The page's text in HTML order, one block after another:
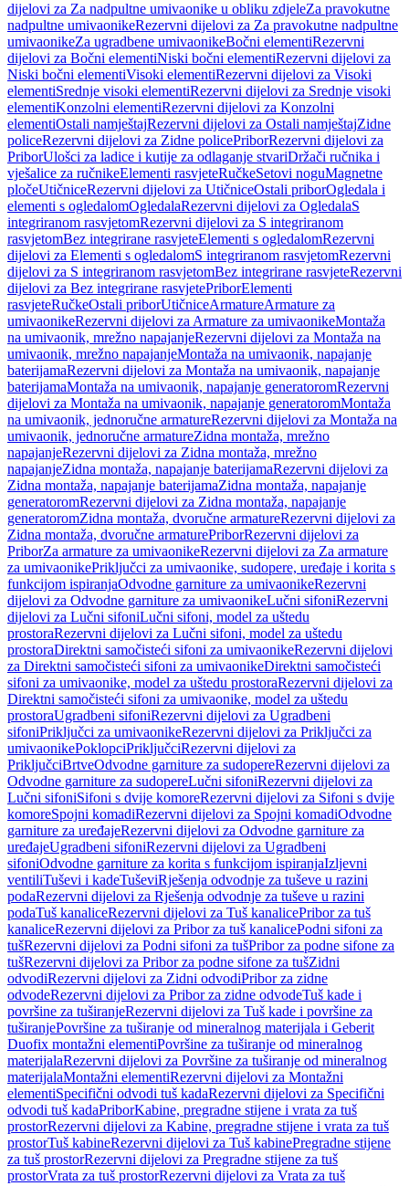
dijelovi za Za nadpultne umivaonike u obliku zdjeleZa pravokutne
nadpultne umivaonikeRezervni dijelovi za Za pravokutne nadpultne
umivaonikeZa ugradbene umivaonikeBočni elementiRezervni
dijelovi za Bočni elementiNiski bočni elementiRezervni dijelovi za
Niski bočni elementiVisoki elementiRezervni dijelovi za Visoki
elementiSrednje visoki elementiRezervni dijelovi za Srednje visoki
elementiKonzolni elementiRezervni dijelovi za Konzolni
elementiOstali namještajRezervni dijelovi za Ostali namještajZidne
policeRezervni dijelovi za Zidne policePriborRezervni dijelovi za
PriborUlošci za ladice i kutije za odlaganje stvariDržači ručnika i
vješalice za ručnikeElementi rasvjeteRučkeSetovi noguMagnetne
pločeUtičniceRezervni dijelovi za UtičniceOstali priborOgledala i
elementi s ogledalomOgledalaRezervni dijelovi za OgledalaS
integriranom rasvjetomRezervni dijelovi za S integriranom
rasvjetomBez integrirane rasvjeteElementi s ogledalomRezervni
dijelovi za Elementi s ogledalomS integriranom rasvjetomRezervni
dijelovi za S integriranom rasvjetomBez integrirane rasvjeteRezervni
dijelovi za Bez integrirane rasvjetePriborElementi
rasvjeteRučkeOstali priborUtičniceArmatureArmature za
umivaonikeRezervni dijelovi za Armature za umivaonikeMontaža
na umivaonik, mrežno napajanjeRezervni dijelovi za Montaža na
umivaonik, mrežno napajanjeMontaža na umivaonik, napajanje
baterijamaRezervni dijelovi za Montaža na umivaonik, napajanje
baterijamaMontaža na umivaonik, napajanje generatoromRezervni
dijelovi za Montaža na umivaonik, napajanje generatoromMontaža
na umivaonik, jednoručne armatureRezervni dijelovi za Montaža na
umivaonik, jednoručne armatureZidna montaža, mrežno
napajanjeRezervni dijelovi za Zidna montaža, mrežno
napajanjeZidna montaža, napajanje baterijamaRezervni dijelovi za
Zidna montaža, napajanje baterijamaZidna montaža, napajanje
generatoromRezervni dijelovi za Zidna montaža, napajanje
generatoromZidna montaža, dvoručne armatureRezervni dijelovi za
Zidna montaža, dvoručne armaturePriborRezervni dijelovi za
PriborZa armature za umivaonikeRezervni dijelovi za Za armature
za umivaonikePriključci za umivaonike, sudopere, uređaje i korita s
funkcijom ispiranjaOdvodne garniture za umivaonikeRezervni
dijelovi za Odvodne garniture za umivaonikeLučni sifoniRezervni
dijelovi za Lučni sifoniLučni sifoni, model za uštedu
prostoraRezervni dijelovi za Lučni sifoni, model za uštedu
prostoraDirektni samočisteći sifoni za umivaonikeRezervni dijelovi
za Direktni samočisteći sifoni za umivaonikeDirektni samočisteći
sifoni za umivaonike, model za uštedu prostoraRezervni dijelovi za
Direktni samočisteći sifoni za umivaonike, model za uštedu
prostoraUgradbeni sifoniRezervni dijelovi za Ugradbeni
sifoniPriključci za umivaonikeRezervni dijelovi za Priključci za
umivaonikePoklopciPriključciRezervni dijelovi za
PriključciBrtveOdvodne garniture za sudopereRezervni dijelovi za
Odvodne garniture za sudopereLučni sifoniRezervni dijelovi za
Lučni sifoniSifoni s dvije komoreRezervni dijelovi za Sifoni s dvije
komoreSpojni komadiRezervni dijelovi za Spojni komadiOdvodne
garniture za uređajeRezervni dijelovi za Odvodne garniture za
uređajeUgradbeni sifoniRezervni dijelovi za Ugradbeni
sifoniOdvodne garniture za korita s funkcijom ispiranjaIzljevni
ventiliTuševi i kadeTuševiRješenja odvodnje za tuševe u razini
podaRezervni dijelovi za Rješenja odvodnje za tuševe u razini
podaTuš kanaliceRezervni dijelovi za Tuš kanalicePribor za tuš
kanaliceRezervni dijelovi za Pribor za tuš kanalicePodni sifoni za
tušRezervni dijelovi za Podni sifoni za tušPribor za podne sifone za
tušRezervni dijelovi za Pribor za podne sifone za tušZidni
odvodiRezervni dijelovi za Zidni odvodiPribor za zidne
odvodeRezervni dijelovi za Pribor za zidne odvodeTuš kade i
površine za tuširanjeRezervni dijelovi za Tuš kade i površine za
tuširanjePovršine za tuširanje od mineralnog materijala i Geberit
Duofix montažni elementiPovršine za tuširanje od mineralnog
materijalaRezervni dijelovi za Površine za tuširanje od mineralnog
materijalaMontažni elementiRezervni dijelovi za Montažni
elementiSpecifični odvodi tuš kadaRezervni dijelovi za Specifični
odvodi tuš kadaPriborKabine, pregradne stijene i vrata za tuš
prostorRezervni dijelovi za Kabine, pregradne stijene i vrata za tuš
prostorTuš kabineRezervni dijelovi za Tuš kabinePregradne stijene
za tuš prostorRezervni dijelovi za Pregradne stijene za tuš
prostorVrata za tuš prostorRezervni dijelovi za Vrata za tuš